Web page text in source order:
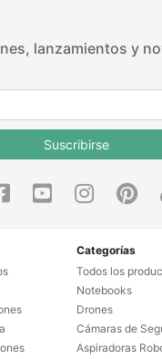
lanzamientos y
Suscribirse
Categorías
Todos los
Notebooks
Drones
Cámaras de
Aspiradoras